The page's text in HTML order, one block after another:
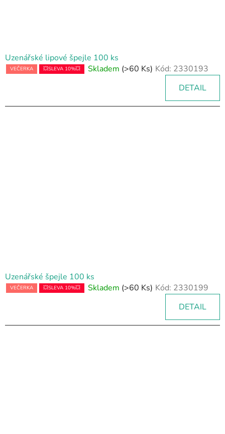
Uzenářské lipové špejle 100 ks
VEČERKA 💥SLEVA 10%💥 Skladem (>60 Ks) Kód: 2330193
DETAIL
Uzenářské špejle 100 ks
VEČERKA 💥SLEVA 10%💥 Skladem (>60 Ks) Kód: 2330199
DETAIL